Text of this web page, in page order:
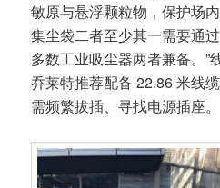
敏原与悬浮颗粒物，保护场
集尘袋二者至少其一需要通
多数工业吸尘器两者兼备。”
乔莱特推荐配备 22.86 米线
需频繁拔插、寻找电源插座。